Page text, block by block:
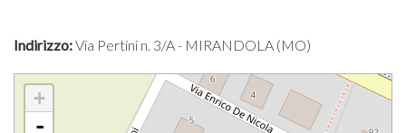
Indirizzo:Via Pertini n. 3/A - MIRANDOLA (MO)
+
-